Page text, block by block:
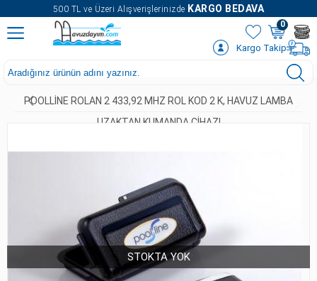
500 TL ve Üzeri Alışverişlerinizde KARGO BEDAVA
0
Kargo Takip
POOLLINE ROLAN 2 433,92 MHZ ROL KOD 2 K, HAVUZ LAMBA
UZAKTAN KUMANDA CIHAZI
STOKTA YOK